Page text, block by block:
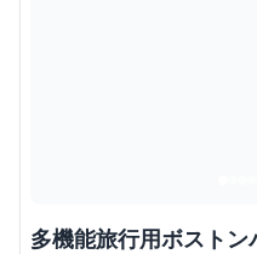
多機能旅行用ボスト